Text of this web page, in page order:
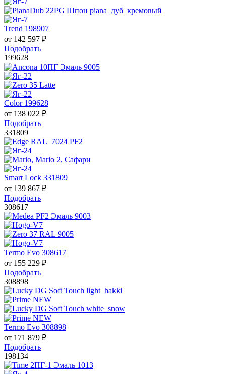
Trend 198907
от 142 597 ₽
Подобрать
199628
Color 199628
от 138 022 ₽
Подобрать
331809
Smart Lock 331809
от 139 867 ₽
Подобрать
308617
Termo Evo 308617
от 155 229 ₽
Подобрать
308898
Termo Evo 308898
от 171 879 ₽
Подобрать
198134